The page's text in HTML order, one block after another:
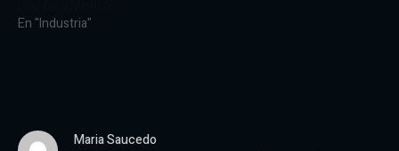
En "Industria"
Maria Saucedo